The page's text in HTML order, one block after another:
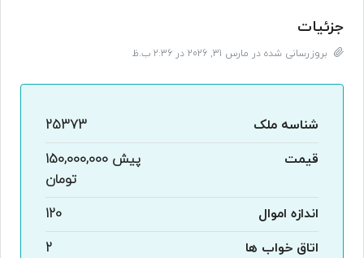
جزئیات
بروزرسانی شده در مارس 31, 2026 در 2:36 ب.ظ
شناسه ملک
25373
قیمت
پیش 150,000,000
تومان
اندازه اموال
120
اتاق خواب ها
2